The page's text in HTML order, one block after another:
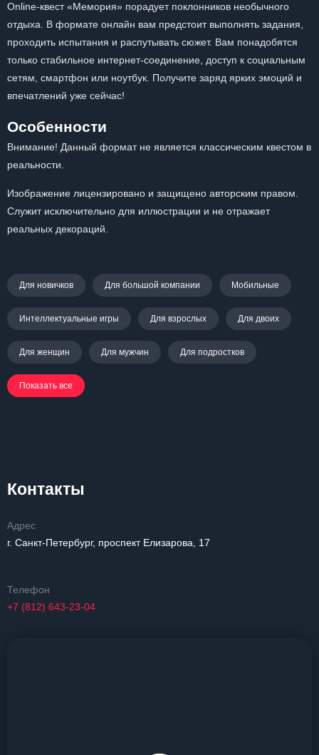
Online-квест «Мемория» порадует поклонников необычного
отдыха. В формате онлайн вам предстоит выполнять задания,
проходить испытания и распутывать сюжет. Вам понадобятся
только стабильное интернет-соединение, доступ к социальным
сетям, смартфон или ноутбук. Получите заряд ярких эмоций и
впечатлений уже сейчас!
Особенности
Внимание! Данный формат не является классическим квестом в
реальности.
Изображение лицензировано и защищено авторским правом.
Служит исключительно для иллюстрации и не отражает
реальных декораций.
Для новичков Для большой компании Мобильные
Интеллектуальные игры Для взрослых Для двоих
Для женщин Для мужчин Для подростков
Показать все
Контакты
Адрес
г. Санкт-Петербург, проспект Елизарова, 17
Телефон
+7 (812) 643-23-04